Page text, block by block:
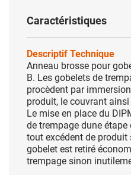
Caractéristiques
Descriptif Technique
Anneau brosse pour
B. Les gobelets de
procèdent par
produit, le couvrant
Le mise en place du
de trempage dune
tout excédent de
gobelet est retiré
trempage sinon